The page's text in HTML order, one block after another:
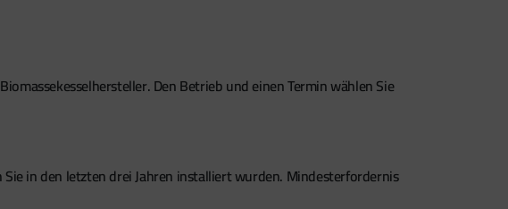
Den Betrieb und einen Termin wählen Sie
in den letzten drei Jahren installiert wurden. Mindesterfordernis